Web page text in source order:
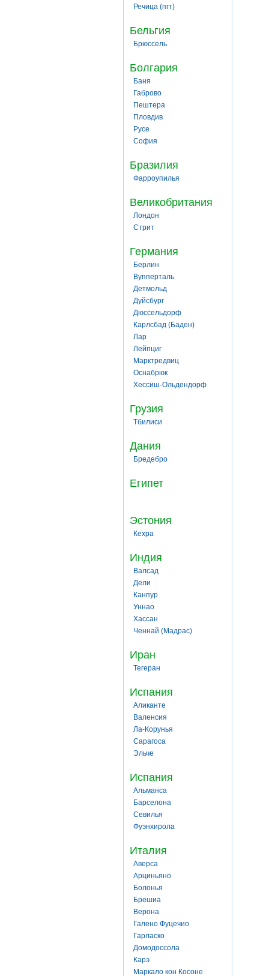
Речица (пгт)
Бельгия
Брюссель
Болгария
Баня
Габрово
Пештера
Пловдив
Русе
София
Бразилия
Фарроупилья
Великобритания
Лондон
Стрит
Германия
Берлин
Вупперталь
Детмольд
Дуйсбург
Дюссельдорф
Карлсбад (Баден)
Лар
Лейпциг
Марктредвиц
Оснабрюк
Хессиш-Ольдендорф
Грузия
Тбилиси
Дания
Бредебро
Египет
Эстония
Кехра
Индия
Валсад
Дели
Канпур
Уннао
Хассан
Ченнай (Мадрас)
Иран
Тегеран
Испания
Аликанте
Валенсия
Ла-Корунья
Сарагоса
Эльче
Испания
Альманса
Барселона
Севилья
Фуэнхирола
Италия
Аверса
Арциньяно
Болонья
Брешиа
Верона
Галено Фуцечио
Гарласко
Домодоссола
Карэ
Маркало кон Косоне